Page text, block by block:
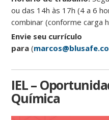
ou das 14h às 17h (4 a 6
combinar (conforme carga
Envie seu currículo
para (
IEL –
Química